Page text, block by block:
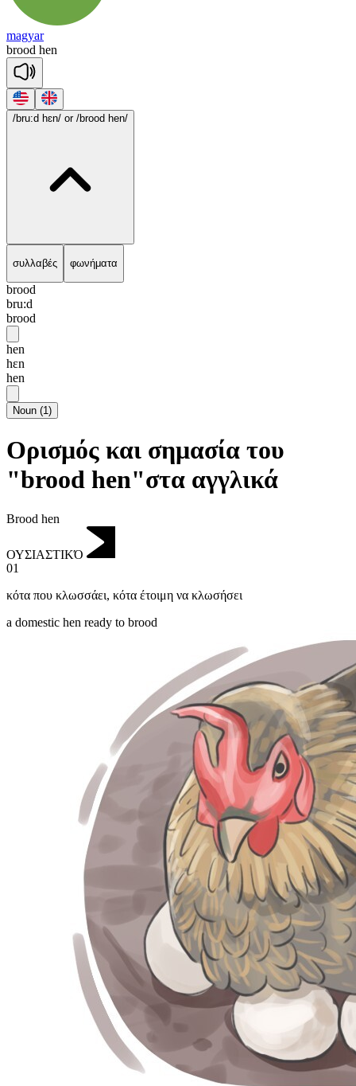
magyar
brood hen
/bru:d hɛn/ or /brood hen/
συλλαβές φωνήματα
brood
bru:d
brood
hen
hɛn
hen
Noun (1)
Ορισμός και σημασία του
"brood hen"στα αγγλικά
Brood hen
ΟΥΣΙΑΣΤΙΚΌ
01
κότα που κλωσσάει, κότα έτοιμη να κλωσήσει
a domestic hen ready to brood